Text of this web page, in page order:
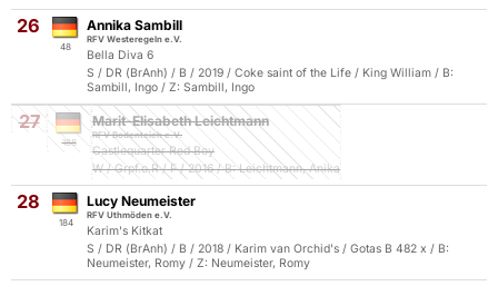
26
48
Annika Sambill
RFV Westeregeln e.V.
Bella Diva 6
S / DR (BrAnh) / B / 2019 / Coke saint of the Life / King William / B:
Sambill, Ingo / Z: Sambill, Ingo
27
188
Marit-Elisabeth Leichtmann
RFV Bodenteich e.V.
Castlequarter Red Boy
W / Grpf.o.R / F / 2016 / B: Leichtmann, Anika
28
184
Lucy Neumeister
RFV Uthmöden e.V.
Karim's Kitkat
S / DR (BrAnh) / B / 2018 / Karim van Orchid's / Gotas B 482 x / B:
Neumeister, Romy / Z: Neumeister, Romy